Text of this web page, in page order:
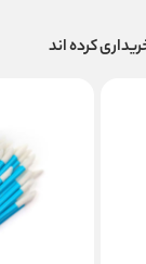
کرده اند